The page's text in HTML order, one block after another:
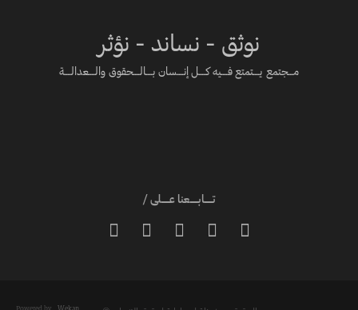
نوثق - نساند - نؤثر
مـــجتمع يــــتمتع فــــيه كــــل إنــــسان بــــالــــحقوق والــــعدالــــة
تـــــابـــــعنا عـــــلى /




